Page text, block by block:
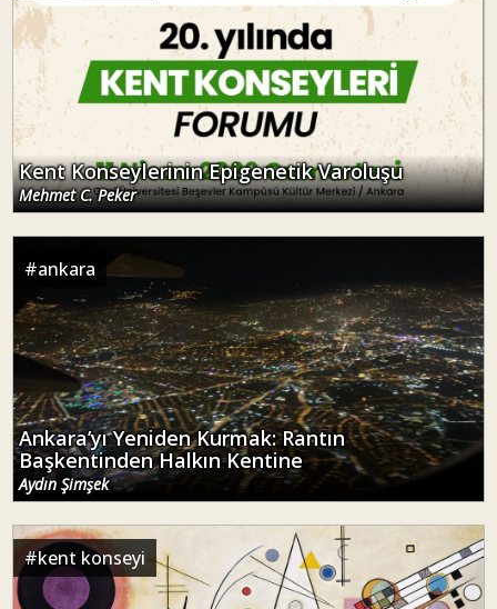
Kent Konseylerinin Epigenetik Varoluşu
Mehmet C. Peker
#ankara
Ankara’yı Yeniden Kurmak: Rantın
Başkentinden Halkın Kentine
Aydın Şimşek
#kent konseyi